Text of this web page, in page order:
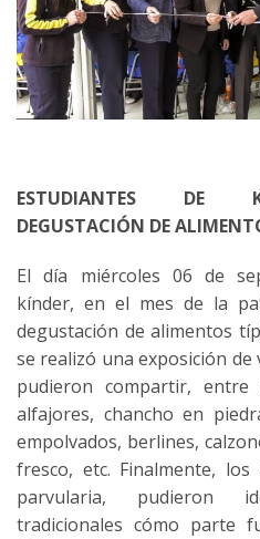
ESTUDIANTES DE
DEGUSTACIÓN DE
El día miércoles 06 de
kínder, en el mes de la
degustación de alimentos
se realizó una exposición
pudieron compartir, entre
alfajores, chancho en
empolvados, berlines,
fresco, etc. Finalmente, los
parvularia, pudieron
tradicionales cómo parte